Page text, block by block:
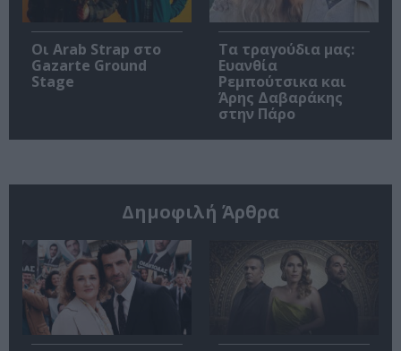
Οι Arab Strap στο
Gazarte Ground
Stage
Τα τραγούδια μας:
Ευανθία
Ρεμπούτσικα και
Άρης Δαβαράκης
στην Πάρο
Δημοφιλή Άρθρα